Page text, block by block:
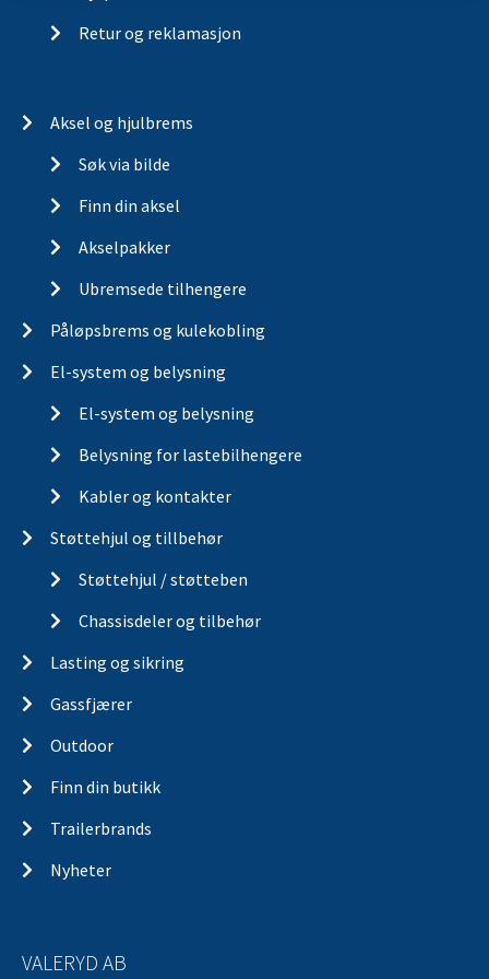
Retur og reklamasjon
Aksel og hjulbrems
Søk via bilde
Finn din aksel
Akselpakker
Ubremsede tilhengere
Påløpsbrems og kulekobling
El-system og belysning
El-system og belysning
Belysning for lastebilhengere
Kabler og kontakter
Støttehjul og tillbehør
Støttehjul / støtteben
Chassisdeler og tilbehør
Lasting og sikring
Gassfjærer
Outdoor
Finn din butikk
Trailerbrands
Nyheter
VALERYD AB